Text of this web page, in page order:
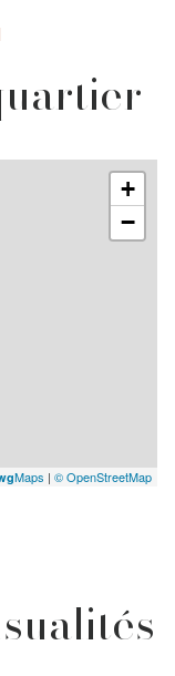
+
−
Maps | © OpenStreetMap